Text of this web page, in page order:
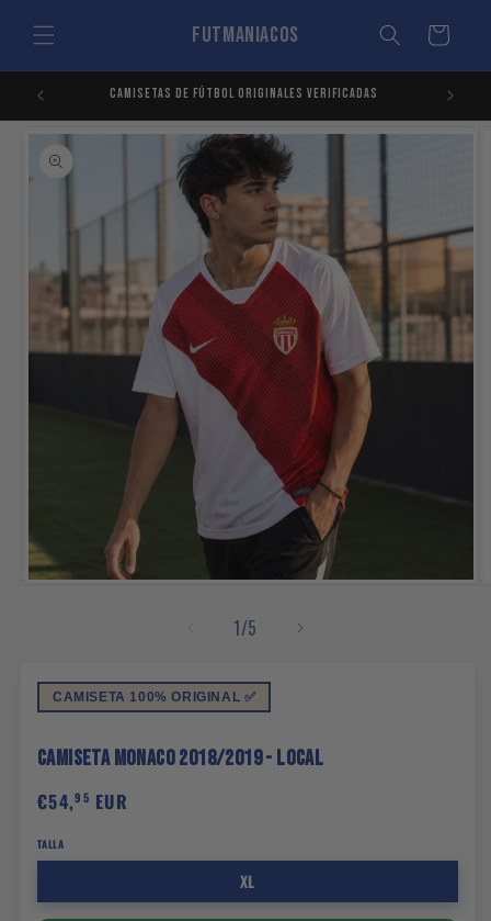
directamente
al contenido
Futmaniacos Carrito
CAMISETAS DE FÚTBOL ORIGINALES VERIFICADAS ENVÍO 72
directamente
información
del producto
Abrir
ventana
modal
1/5
CAMISETA 100% ORIGINAL ✅
Camiseta Monaco 2018/2019 - Local
Precio
€54,95 EUR
TALLA
XL